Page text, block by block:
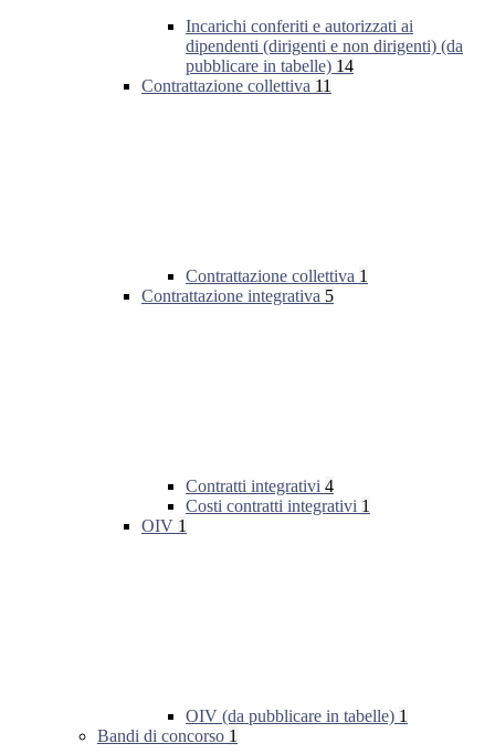
Incarichi conferiti e autorizzati ai
dipendenti (dirigenti e non dirigenti) (da
pubblicare in tabelle) 14
Contrattazione collettiva 11
Contrattazione collettiva 1
Contrattazione integrativa 5
Contratti integrativi 4
Costi contratti integrativi 1
OIV 1
OIV (da pubblicare in tabelle) 1
Bandi di concorso 1